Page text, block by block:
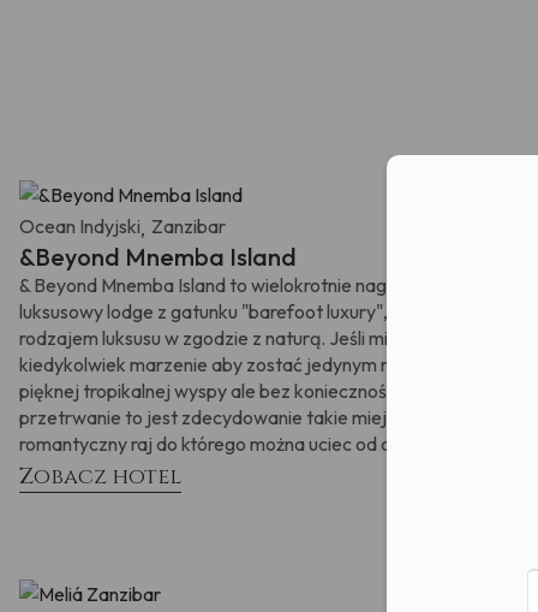
Ocean Indyjski, Zanzibar
&Beyond Mnemba Island
& Beyond Mnemba Island to wielokrotnie nagradzany,
luksusowy lodge z gatunku "barefoot luxury", który jest
rodzajem luksusu w zgodzie z naturą. Jeśli mieli Państwo
kiedykolwiek marzenie aby zostać jedynym mieszkańcem
pięknej tropikalnej wyspy ale bez konieczności dbania o
przetrwanie to jest zdecydowanie takie miejsce -
romantyczny raj do którego można uciec od cywilizacji.
Zobacz hotel